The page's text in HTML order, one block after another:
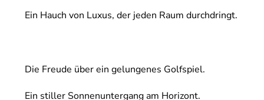
Ein Hauch von Luxus, der jeden Raum durchdringt.
Die Freude über ein gelungenes Golfspiel.
Ein stiller Sonnenuntergang am Horizont.